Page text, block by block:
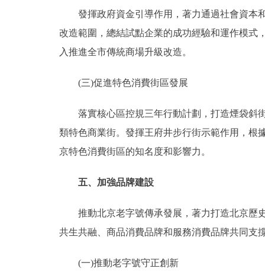
發揮政府資金引導作用，著力通過社會資本和
改造範圍，總結試點企業的成功經驗和運作模式
入推進全市傳統商場升級改造。
(三)促進特色消費街區發展
落實核心區控規三年行動計劃，打造煙袋斜街
類特色商業街。發揮王府井步行街示範作用，根
京特色消費街區的知名度和影響力。
五、加強品牌建設
推動北京老字號傳承發展，著力打造北京歷史
共生共融、商品消費品牌和服務消費品牌共同支
(一)推動老字號守正創新